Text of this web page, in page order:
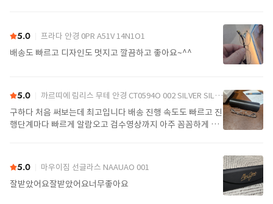
5.0 프라다 안경 0PR A51V 14N1O1
배송도 빠르고 디자인도 멋지고 깔끔하고 좋아요~^^
5.0 까르띠에 림리스 무테 안경 CT0594O 002 SILVER SILVER TRANSPARENT
구하다 처음 써보는데 최고입니다 배송 진행 속도도 빠르고 진
행단계마다 빠르게 알람오고 검수영상까지 아주 꼼꼼하게 찍
5.0 마우이짐 선글라스 NAAUAO 001
잘받았어요잘받았어요너무좋아요